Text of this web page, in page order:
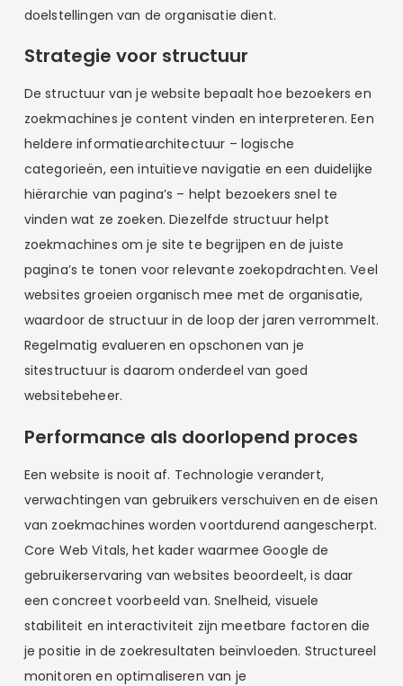
doelstellingen van de organisatie dient.
Strategie voor structuur
De structuur van je website bepaalt hoe bezoekers en
zoekmachines je content vinden en interpreteren. Een
heldere informatiearchitectuur – logische
categorieën, een intuïtieve navigatie en een duidelijke
hiërarchie van pagina’s – helpt bezoekers snel te
vinden wat ze zoeken. Diezelfde structuur helpt
zoekmachines om je site te begrijpen en de juiste
pagina’s te tonen voor relevante zoekopdrachten. Veel
websites groeien organisch mee met de organisatie,
waardoor de structuur in de loop der jaren verrommelt.
Regelmatig evalueren en opschonen van je
sitestructuur is daarom onderdeel van goed
websitebeheer.
Performance als doorlopend proces
Een website is nooit af. Technologie verandert,
verwachtingen van gebruikers verschuiven en de eisen
van zoekmachines worden voortdurend aangescherpt.
Core Web Vitals, het kader waarmee Google de
gebruikerservaring van websites beoordeelt, is daar
een concreet voorbeeld van. Snelheid, visuele
stabiliteit en interactiviteit zijn meetbare factoren die
je positie in de zoekresultaten beïnvloeden. Structureel
monitoren en optimaliseren van je